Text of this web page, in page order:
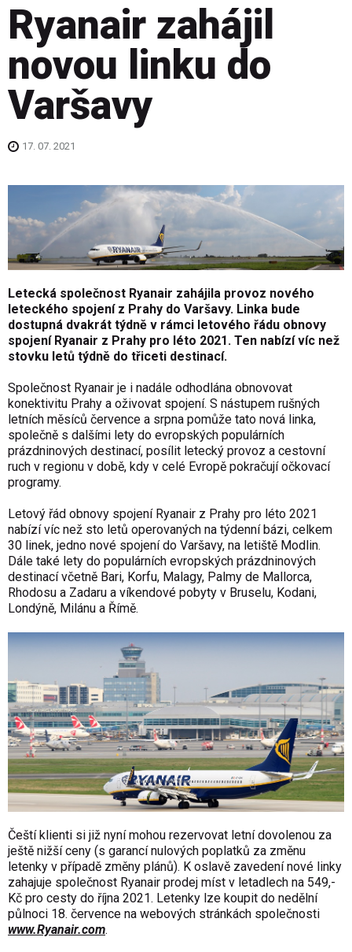
Ryanair zahájil
novou linku do
Varšavy
17. 07. 2021
Letecká společnost Ryanair zahájila provoz nového
leteckého spojení z Prahy do Varšavy. Linka bude
dostupná dvakrát týdně v rámci letového řádu obnovy
spojení Ryanair z Prahy pro léto 2021. Ten nabízí víc než
stovku letů týdně do třiceti destinací.
Společnost Ryanair je i nadále odhodlána obnovovat
konektivitu Prahy a oživovat spojení. S nástupem rušných
letních měsíců července a srpna pomůže tato nová linka,
společně s dalšími lety do evropských populárních
prázdninových destinací, posílit letecký provoz a cestovní
ruch v regionu v době, kdy v celé Evropě pokračují očkovací
programy.
Letový řád obnovy spojení Ryanair z Prahy pro léto 2021
nabízí víc než sto letů operovaných na týdenní bázi, celkem
30 linek, jedno nové spojení do Varšavy, na letiště Modlin.
Dále také lety do populárních evropských prázdninových
destinací včetně Bari, Korfu, Malagy, Palmy de Mallorca,
Rhodosu a Zadaru a víkendové pobyty v Bruselu, Kodani,
Londýně, Milánu a Římě.
Čeští klienti si již nyní mohou rezervovat letní dovolenou za
ještě nižší ceny (s garancí nulových poplatků za změnu
letenky v případě změny plánů). K oslavě zavedení nové linky
zahajuje společnost Ryanair prodej míst v letadlech na 549,-
Kč pro cesty do října 2021. Letenky lze koupit do nedělní
půlnoci 18. července na webových stránkách společnosti
www.Ryanair.com.